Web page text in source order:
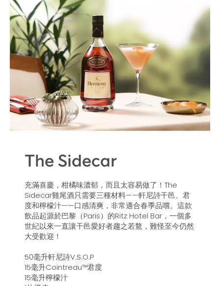
The Sidecar
充滿喜慶，柑橘味濃郁，而且太容易做了！The
Sidecar雞尾酒只需要三種材料——軒尼詩干邑、君
度和檸檬汁——口感清爽，非常適合春季品嚐。這款
飲品起源於巴黎（Paris）的Ritz Hotel Bar，一個多
世紀以來一直讓干邑愛好者趨之若鶩，難怪至今仍然
大受歡迎！
50毫升軒尼詩V.S.O.P
15毫升Cointreau™君度
15毫升檸檬汁